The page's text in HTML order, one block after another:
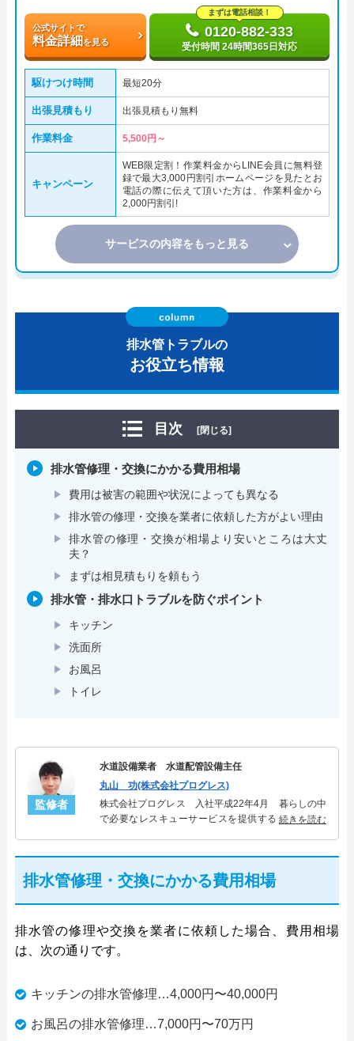
公式サイトで
料金詳細を見る
まずは電話相談！
0120-882-333
受付時間 24時間365日対応
駆けつけ時間 最短20分
出張見積もり 出張見積もり無料
作業料金 5,500円～
キャンペーン
WEB限定割！作業料金からLINE会員に無料登
録で最大3,000円割引ホームページを見たとお
電話の際に伝えて頂いた方は、作業料金から
2,000円割引!
サービスの内容をもっと見る
排水管トラブルの
お役立ち情報
目次 [閉じる]
排水管修理・交換にかかる費用相場
費用は被害の範囲や状況によっても異なる
排水管の修理・交換を業者に依頼した方がよい理由
排水管の修理・交換が相場より安いところは大丈
夫？
まずは相見積もりを頼もう
排水管・排水口トラブルを防ぐポイント
キッチン
洗面所
お風呂
トイレ
監修者
水道設備業者 水道配管設備主任
丸山 功(株式会社プログレス)
株式会社プログレス 入社平成22年4月 暮らしの中
で必要なレスキューサービスを提供する株式会社プ
シャリスト。
続きを読む
排水管修理・交換にかかる費用相場
排水管の修理や交換を業者に依頼した場合、費用相場
は、次の通りです。
キッチンの排水管修理…4,000円〜40,000円
お風呂の排水管修理…7,000円〜70万円